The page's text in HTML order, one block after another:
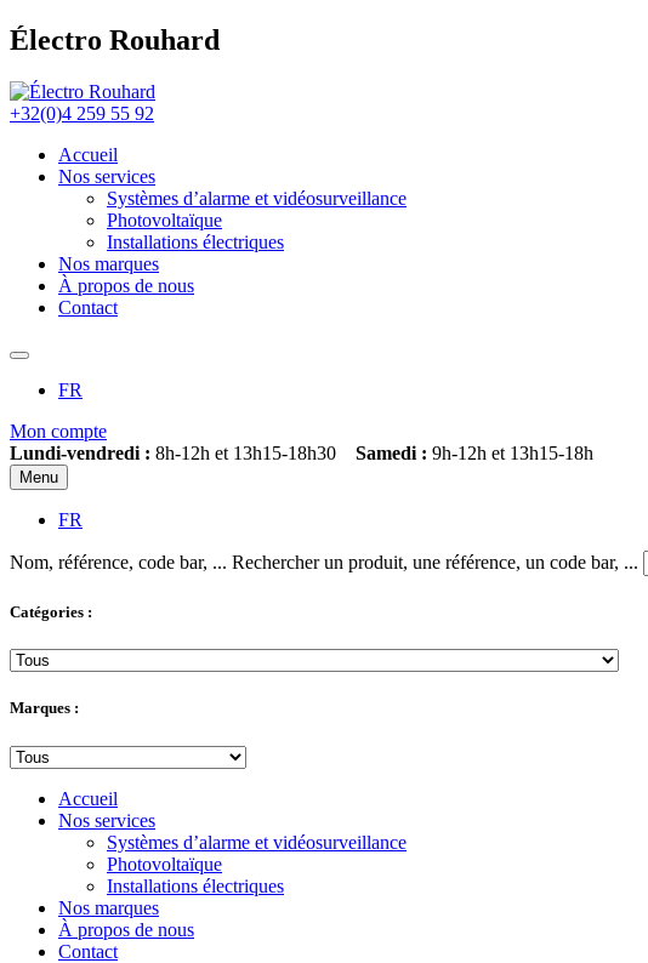
Électro Rouhard
+32(0)4 259 55 92
Accueil
Nos services
Systèmes d’alarme et vidéosurveillance
Photovoltaïque
Installations électriques
Nos marques
À propos de nous
Contact
FR
Mon compte
Lundi-vendredi : 8h-12h et 13h15-18h30 Samedi : 9h-12h et 13h15-18h
Menu
FR
Nom, référence, code bar, ... Rechercher un produit, une référence, un code bar, ...
Catégories :
Marques :
Accueil
Nos services
Systèmes d’alarme et vidéosurveillance
Photovoltaïque
Installations électriques
Nos marques
À propos de nous
Contact